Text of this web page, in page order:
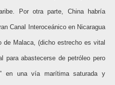
Por otra parte, China habría
Canal Interoceánico en Nicaragua
de Malaca, (dicho estrecho es vital
para abastecerse de petróleo pero
en una vía marítima saturada y